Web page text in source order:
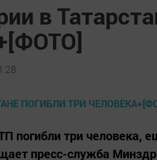
в
погибли три человека,
пресс-служба